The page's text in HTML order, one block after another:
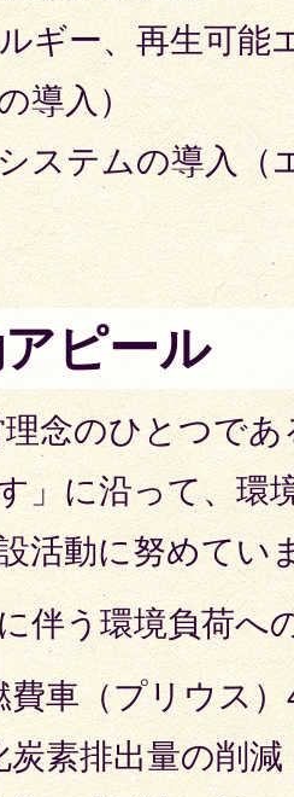
ギー、再生可能
導入）
ステムの導入（
ピール
念のひとつで
」に沿って、環
活動に努めてい
伴う環境負荷へ
費車（プリウス
炭素排出量の削減